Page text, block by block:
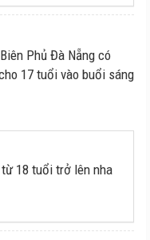
Phủ Đà Nẵng có
17 tuổi vào buổi sáng
18 tuổi trở lên nha